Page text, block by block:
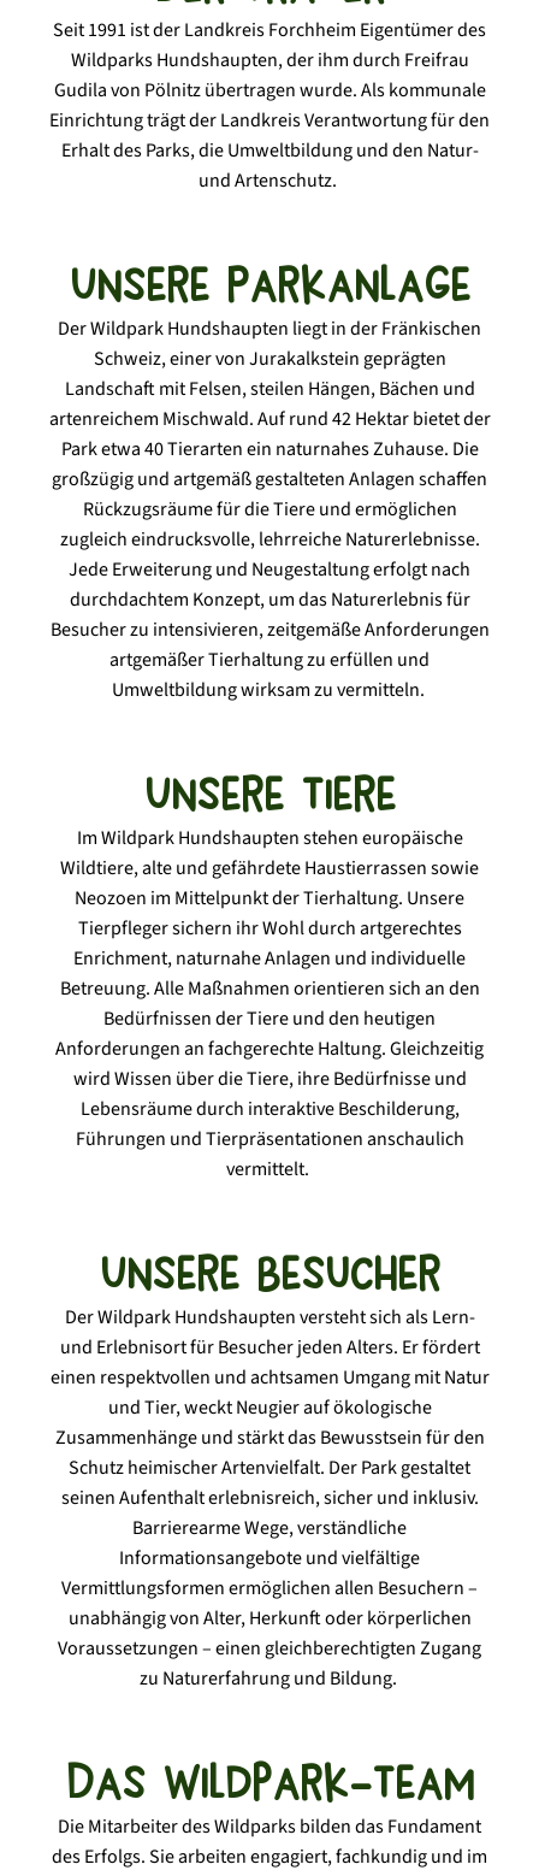
Seit 1991 ist der Landkreis Forchheim Eigentümer des
Wildparks Hundshaupten, der ihm durch Freifrau
Gudila von Pölnitz übertragen wurde. Als kommunale
Einrichtung trägt der Landkreis Verantwortung für den
Erhalt des Parks, die Umweltbildung und den Natur-
und Artenschutz.
Unsere Parkanlage
Der Wildpark Hundshaupten liegt in der Fränkischen
Schweiz, einer von Jurakalkstein geprägten
Landschaft mit Felsen, steilen Hängen, Bächen und
artenreichem Mischwald. Auf rund 42 Hektar bietet der
Park etwa 40 Tierarten ein naturnahes Zuhause. Die
großzügig und artgemäß gestalteten Anlagen schaffen
Rückzugsräume für die Tiere und ermöglichen
zugleich eindrucksvolle, lehrreiche Naturerlebnisse.
Jede Erweiterung und Neugestaltung erfolgt nach
durchdachtem Konzept, um das Naturerlebnis für
Besucher zu intensivieren, zeitgemäße Anforderungen
artgemäßer Tierhaltung zu erfüllen und
Umweltbildung wirksam zu vermitteln.
Unsere Tiere
Im Wildpark Hundshaupten stehen europäische
Wildtiere, alte und gefährdete Haustierrassen sowie
Neozoen im Mittelpunkt der Tierhaltung. Unsere
Tierpfleger sichern ihr Wohl durch artgerechtes
Enrichment, naturnahe Anlagen und individuelle
Betreuung. Alle Maßnahmen orientieren sich an den
Bedürfnissen der Tiere und den heutigen
Anforderungen an fachgerechte Haltung. Gleichzeitig
wird Wissen über die Tiere, ihre Bedürfnisse und
Lebensräume durch interaktive Beschilderung,
Führungen und Tierpräsentationen anschaulich
vermittelt.
Unsere Besucher
Der Wildpark Hundshaupten versteht sich als Lern-
und Erlebnisort für Besucher jeden Alters. Er fördert
einen respektvollen und achtsamen Umgang mit Natur
und Tier, weckt Neugier auf ökologische
Zusammenhänge und stärkt das Bewusstsein für den
Schutz heimischer Artenvielfalt. Der Park gestaltet
seinen Aufenthalt erlebnisreich, sicher und inklusiv.
Barrierearme Wege, verständliche
Informationsangebote und vielfältige
Vermittlungsformen ermöglichen allen Besuchern –
unabhängig von Alter, Herkunft oder körperlichen
Voraussetzungen – einen gleichberechtigten Zugang
zu Naturerfahrung und Bildung.
Das Wildpark-Team
Die Mitarbeiter des Wildparks bilden das Fundament
des Erfolgs. Sie arbeiten engagiert, fachkundig und im